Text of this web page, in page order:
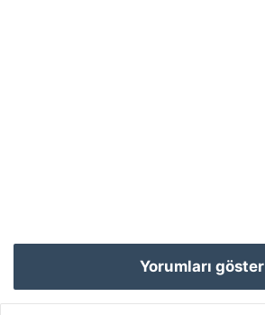
Yorumları göster